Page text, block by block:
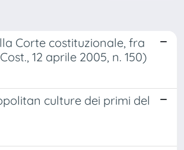
Corte costituzionale, fra
12 aprile 2005, n. 150)
culture dei primi del